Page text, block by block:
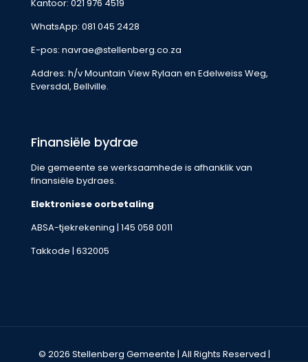
Kantoor: 021 976 4519
WhatsApp: 081 045 2428
E-pos: navrae@stellenberg.co.za
Addres: h/v Mountain View Rylaan en Edelweiss Weg,
Eversdal, Bellville.
Finansiële bydrae
Die gemeente se werksaamhede is afhanklik van
finansiële bydraes.
Elektroniese oorbetaling
ABSA-tjekrekening | 145 058 0011
Takkode | 632005
© 2026 Stellenberg Gemeente | All Rights Reserved |